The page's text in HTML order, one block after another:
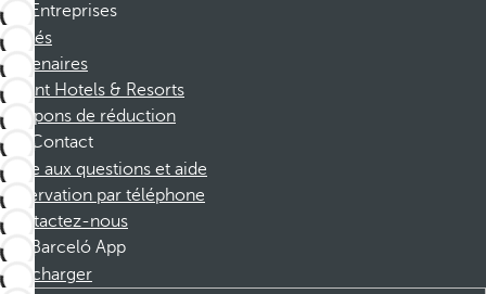
Entreprises
Affiliés
Partenaires
Dorint Hotels & Resorts
Coupons de réduction
Contact
Foire aux questions et aide
Réservation par téléphone
Contactez-nous
Barceló App
Télécharger